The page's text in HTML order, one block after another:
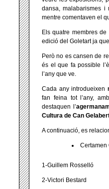
dansa, malabarismes
mentre comentaven el
Els quatre membres
edició del Goletart ja
Però no es cansen de
és el que fa possible
l’any que ve.
Cada any introdueixen
fan feina tot l’any,
destaquen l’
Cultura de Can
A continuació, es
Certamen
1-Guillem Rosselló
2-Victori Bestard